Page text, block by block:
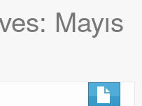
Mayıs